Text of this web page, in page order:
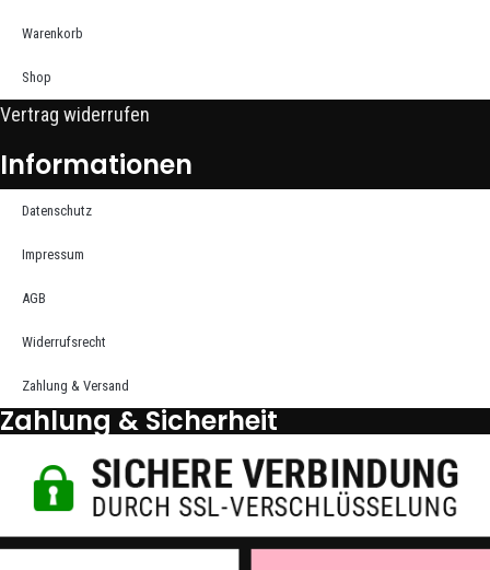
Warenkorb
Shop
Vertrag widerrufen
Informationen
Datenschutz
Impressum
AGB
Widerrufsrecht
Zahlung & Versand
Zahlung & Sicherheit